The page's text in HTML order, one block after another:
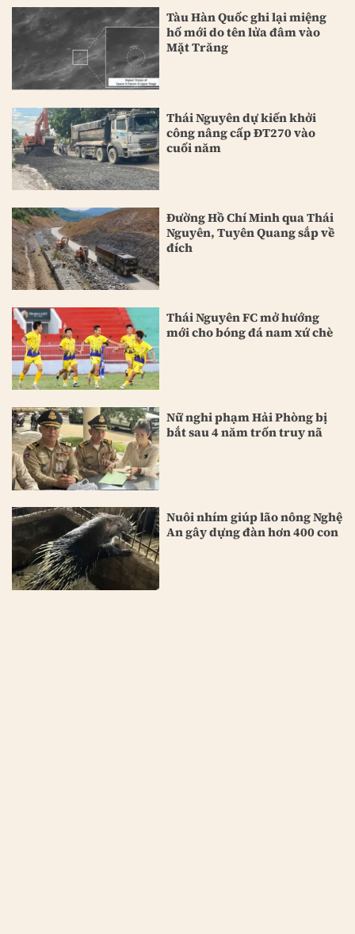
Tàu Hàn Quốc ghi lại miệng
hố mới do tên lửa đâm vào
Mặt Trăng
Thái Nguyên dự kiến khởi
công nâng cấp ĐT270 vào
cuối năm
Đường Hồ Chí Minh qua Thái
Nguyên, Tuyên Quang sắp về
đích
Thái Nguyên FC mở hướng
mới cho bóng đá nam xứ chè
Nữ nghi phạm Hải Phòng bị
bắt sau 4 năm trốn truy nã
Nuôi nhím giúp lão nông Nghệ
An gây dựng đàn hơn 400 con